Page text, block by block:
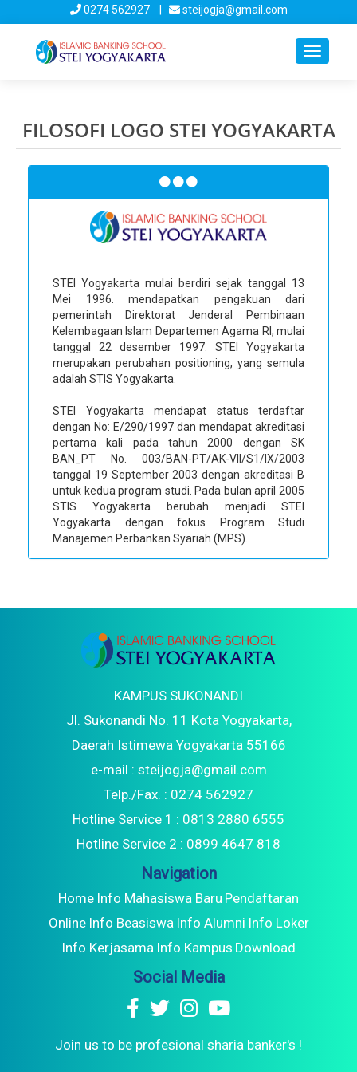
0274 562927 | steijogja@gmail.com
Toggle
FILOSOFI LOGO STEI YOGYAKARTA
STEI Yogyakarta mulai berdiri sejak tanggal 13
Mei 1996. mendapatkan pengakuan dari
pemerintah Direktorat Jenderal Pembinaan
Kelembagaan Islam Departemen Agama RI, mulai
tanggal 22 desember 1997. STEI Yogyakarta
merupakan perubahan positioning, yang semula
adalah STIS Yogyakarta.
STEI Yogyakarta mendapat status terdaftar
dengan No: E/290/1997 dan mendapat akreditasi
pertama kali pada tahun 2000 dengan SK
BAN_PT No. 003/BAN-PT/AK-VII/S1/IX/2003
tanggal 19 September 2003 dengan akreditasi B
untuk kedua program studi. Pada bulan april 2005
STIS Yogyakarta berubah menjadi STEI
Yogyakarta dengan fokus Program Studi
Manajemen Perbankan Syariah (MPS).
KAMPUS SUKONANDI
Jl. Sukonandi No. 11 Kota Yogyakarta,
Daerah Istimewa Yogyakarta 55166
e-mail : steijogja@gmail.com
Telp./Fax. : 0274 562927
Hotline Service 1 : 0813 2880 6555
Hotline Service 2 : 0899 4647 818
Navigation
Home Info Mahasiswa Baru Pendaftaran
Online Info Beasiswa Info Alumni Info Loker
Info Kerjasama Info Kampus Download
Social Media
Join us to be profesional sharia banker's !